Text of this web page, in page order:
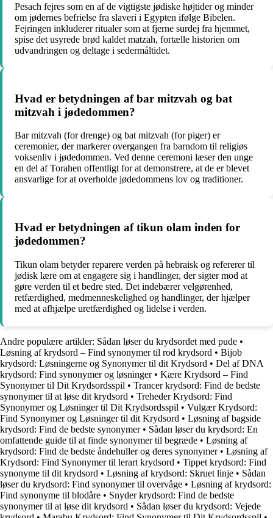
Pesach fejres som en af ​​de vigtigste jødiske højtider og minder
om jødernes befrielse fra slaveri i Egypten ifølge Bibelen.
Fejringen inkluderer ritualer som at fjerne surdej fra hjemmet,
spise det usyrede brød kaldet matzah, fortælle historien om
udvandringen og deltage i sedermåltidet.
Hvad er betydningen af ​​bar mitzvah og bat
mitzvah i jødedommen?
Bar mitzvah (for drenge) og bat mitzvah (for piger) er
ceremonier, der markerer overgangen fra barndom til religiøs
voksenliv i jødedommen. Ved denne ceremoni læser den unge
en del af Torahen offentligt for at demonstrere, at de er blevet
ansvarlige for at overholde jødedommens lov og traditioner.
Hvad er betydningen af ​​tikun olam inden for
jødedommen?
Tikun olam betyder reparere verden på hebraisk og refererer til
jødisk lære om at engagere sig i handlinger, der sigter mod at
gøre verden til et bedre sted. Det indebærer velgørenhed,
retfærdighed, medmenneskelighed og handlinger, der hjælper
med at afhjælpe uretfærdighed og lidelse i verden.
Andre populære artikler: Sådan løser du krydsordet med pude •
Løsning af krydsord – Find synonymer til rod krydsord • Bijob
krydsord: Løsningerne og Synonymer til dit Krydsord • Del af DNA
krydsord: Find synonymer og løsninger• Kære Krydsord – Find
Synonymer til Dit Krydsordsspil • Trancer krydsord: Find de bedste
synonymer til at løse dit krydsord • Treheder Krydsord: Find
Synonymer og Løsninger til Dit Krydsordsspil • Vulgær Krydsord:
Find Synonymer og Løsninger til dit Krydsord • Løsning af bagside
krydsord: Find de bedste synonymer• Sådan løser du krydsord: En
omfattende guide til at finde synonymer til begræde • Løsning af
krydsord: Find de bedste åndehuller og deres synonymer• Løsning af
Krydsord: Find Synonymer til lerart krydsord • Tippet krydsord: Find
synonyme til dit krydsord • Løsning af krydsord: Skruet linje • Sådan
løser du krydsord: Find synonymer til overvåge • Løsning af krydsord:
Find synonyme til blodåre • Snyder krydsord: Find de bedste
synonymer til at løse dit krydsord • Sådan løser du krydsord: Vejede